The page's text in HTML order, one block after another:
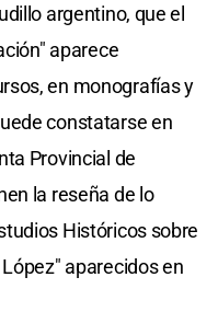
argentino, que el
aparece
en monografías y
constatarse en
Provincial de
la reseña de lo
Históricos sobre
aparecidos en